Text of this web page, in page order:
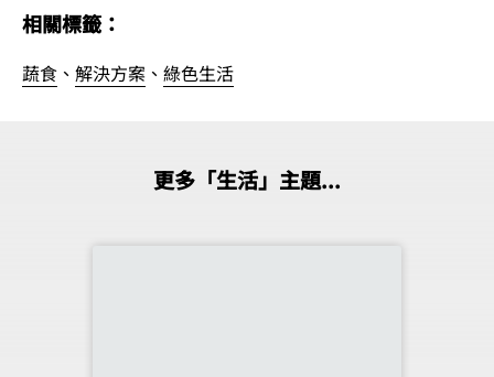
相關標籤：
蔬食 、 解決方案 、 綠色生活
更多「生活」主題...